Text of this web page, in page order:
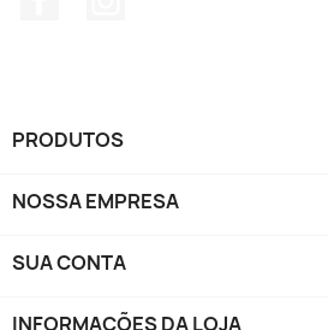
PRODUTOS
NOSSA EMPRESA
SUA CONTA
INFORMAÇÕES DA LOJA